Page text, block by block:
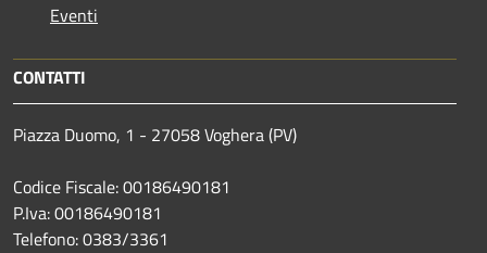
Eventi
CONTATTI
Piazza Duomo, 1 - 27058 Voghera (PV)
Codice Fiscale: 00186490181
P.Iva: 00186490181
Telefono:0383/3361